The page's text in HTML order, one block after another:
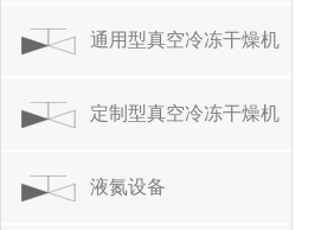
系列
通用型真空冷冻干燥机
系列
定制型真空冷冻干燥机
系列
液氮设备